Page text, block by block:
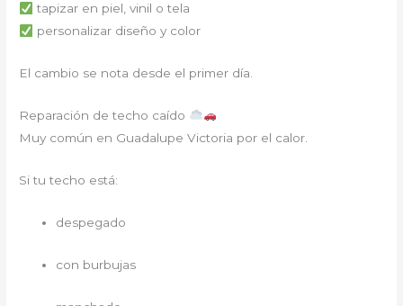
tapizar en piel, vinil o tela
personalizar diseño y color
El cambio se nota desde el primer día.
Reparación de techo caído
Muy común en Guadalupe Victoria por el calor.
Si tu techo está:
despegado
con burbujas